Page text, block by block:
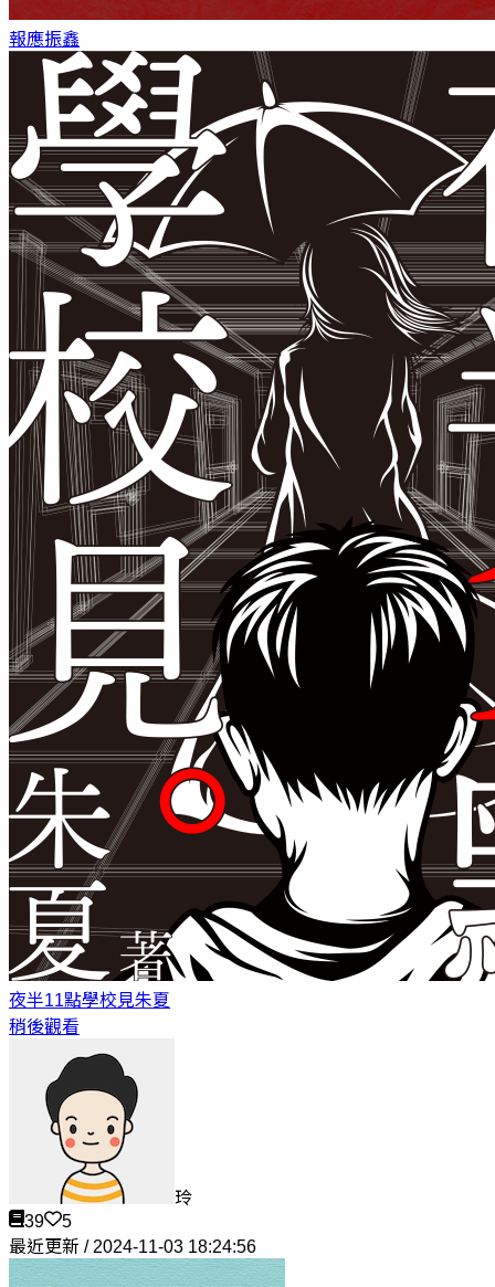
報應振鑫
夜半11點學校見朱夏
稍後觀看
玲
39
5
最近更新 / 2024-11-03 18:24:56